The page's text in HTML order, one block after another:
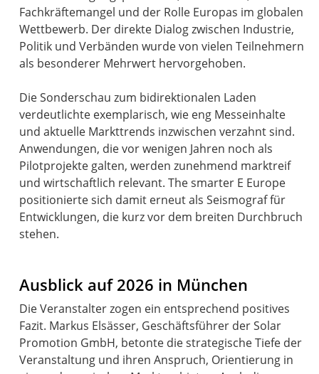
Fachkräftemangel und der Rolle Europas im globalen
Wettbewerb. Der direkte Dialog zwischen Industrie,
Politik und Verbänden wurde von vielen Teilnehmern
als besonderer Mehrwert hervorgehoben.
Die Sonderschau zum bidirektionalen Laden
verdeutlichte exemplarisch, wie eng Messeinhalte
und aktuelle Markttrends inzwischen verzahnt sind.
Anwendungen, die vor wenigen Jahren noch als
Pilotprojekte galten, werden zunehmend marktreif
und wirtschaftlich relevant. The smarter E Europe
positionierte sich damit erneut als Seismograf für
Entwicklungen, die kurz vor dem breiten Durchbruch
stehen.
Ausblick auf 2026 in München
Die Veranstalter zogen ein entsprechend positives
Fazit. Markus Elsässer, Geschäftsführer der Solar
Promotion GmbH, betonte die strategische Tiefe der
Veranstaltung und ihren Anspruch, Orientierung in